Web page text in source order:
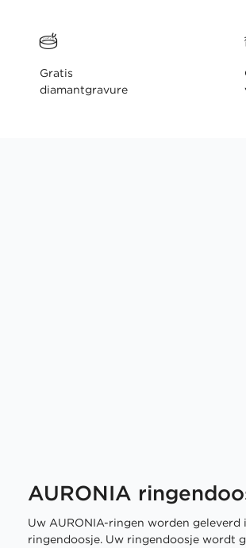
Gratis
diamantgravure
AURONIA
Uw AURONIA-ringen worden
ringendoosje. Uw ringendoosje wordt